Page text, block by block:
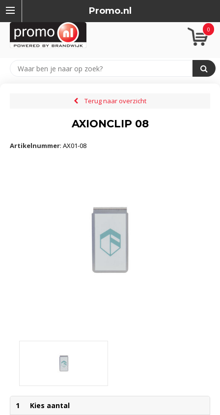
Promo.nl
0
Terug naar overzicht
AXIONCLIP 08
Artikelnummer: AX01-08
1 Kies aantal